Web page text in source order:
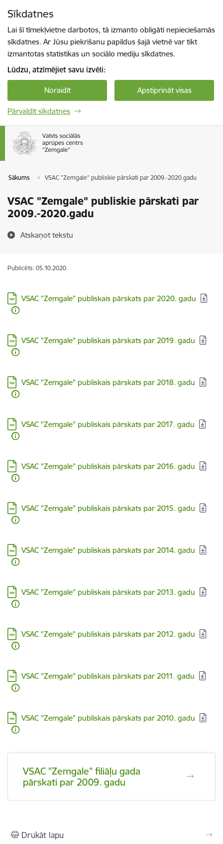
Sīkdatnes
Lai šī tīmekļvietne darbotos, tā izmanto obligāti nepieciešamās
sīkdatnes. Ar Jūsu piekrišanu papildus šajā vietnē var tikt
izmantotas statistikas un sociālo mediju sīkdatnes.
Lūdzu, atzīmējiet savu izvēli:
Noraidīt Apstiprināt visas
Pārvaldīt sīkdatnes
Sākums VSAC "Zemgale" publiskie pārskati par 2009.-2020.gadu
VSAC "Zemgale" publiskie pārskati par
2009.-2020.gadu
Atskaņot tekstu
Publicēts: 05.10.2020.
Lejupielādēt:
VSAC "Zemgale" publiskais pārskats par 2020. gadu
Lejupielādēt:
VSAC "Zemgale" publiskais pārskats par 2019. gadu
Lejupielādēt:
VSAC "Zemgale" publiskais pārskats par 2018. gadu
Lejupielādēt:
VSAC "Zemgale" publiskais pārskats par 2017. gadu
Lejupielādēt:
VSAC "Zemgale" publiskais pārskats par 2016. gadu
Lejupielādēt:
VSAC "Zemgale" publiskais pārskats par 2015. gadu
Lejupielādēt:
VSAC "Zemgale" publiskais pārskats par 2014. gadu
Lejupielādēt:
VSAC "Zemgale" publiskais pārskats par 2013. gadu
Lejupielādēt:
VSAC "Zemgale" publiskais pārskats par 2012. gadu
Lejupielādēt:
VSAC "Zemgale" publiskais pārskats par 2011. gadu
Lejupielādēt:
VSAC "Zemgale" publiskais pārskats par 2010. gadu
VSAC "Zemgale" filiāļu gada
pārskati par 2009. gadu
Drukāt lapu